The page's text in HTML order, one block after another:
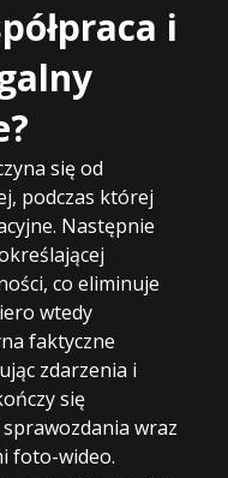
i
się od
podczas której
Następnie
co eliminuje
wtedy
faktyczne
zdarzenia i
się
wraz
foto-wideo.